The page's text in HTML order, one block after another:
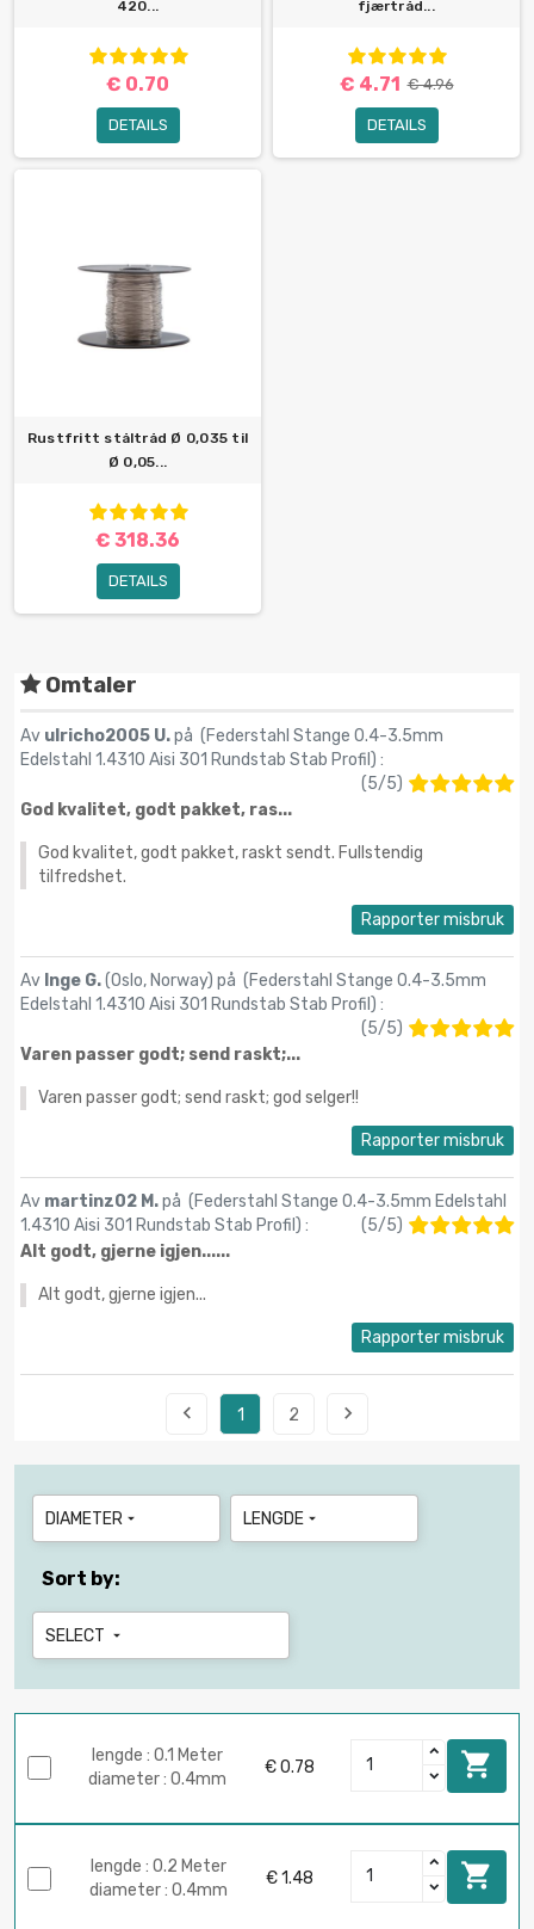
420...
€ 0.70
DETAILS
fjærtråd...
€ 4.71 € 4.96
DETAILS
Rustfritt ståltråd Ø 0,035 til
Ø 0,05...
€ 318.36
DETAILS
Omtaler
Av ulricho2005 U.på (Federstahl Stange 0.4-3.5mm
Edelstahl 1.4310 Aisi 301 Rundstab Stab Profil ) :
(5/5)
God kvalitet, godt pakket, ras...
God kvalitet, godt pakket, raskt sendt. Fullstendig
tilfredshet.
Rapporter misbruk
Av Inge G.(Oslo, Norway) på (Federstahl Stange 0.4-3.5mm
Edelstahl 1.4310 Aisi 301 Rundstab Stab Profil ) :
(5/5)
Varen passer godt; send raskt;...
Varen passer godt; send raskt; god selger!!
Rapporter misbruk
Av martinz02 M.på (Federstahl Stange 0.4-3.5mm Edelstahl
1.4310 Aisi 301 Rundstab Stab Profil ) : (5/5)
Alt godt, gjerne igjen......
Alt godt, gjerne igjen...
Rapporter misbruk
 1 2 
DIAMETER  LENGDE 
Sort by:
SELECT 
lengde : 0.1 Meter
diameter : 0.4mm
€ 0.78 
lengde : 0.2 Meter
diameter : 0.4mm
€ 1.48 